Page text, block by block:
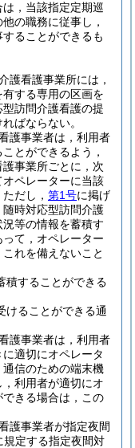
，当該指定定期巡
の職務に従事し，
ることができるも
護看護事業所には，
する専用の区画を
訪問介護看護の提
ばならない。
護事業者は，利用者
とができるよう，
事業所ごとに，次
ペレーターに当該
ただし， 第1号に掲げ
時対応型訪問介護
等の情報を蓄積す
て，オペレーター
れを備えないこと
積することができる
けることができる通
護事業者は，利用者
適切にオペレータ
信のための端末機
，利用者が適切にオ
きる場合は，この
護事業者が指定夜間
規定する指定夜間対